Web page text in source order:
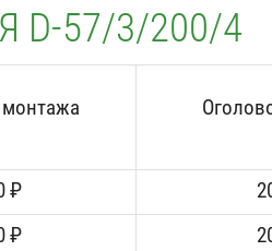
D-57/3/200/4
₽
₽